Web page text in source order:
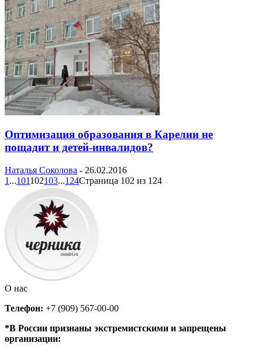
Оптимизация образования в Карелии не
пощадит и детей-инвалидов?
Наталья Соколова - 26.02.2016
1 ...101102103...124Страница 102 из 124
О нас
Телефон: +7 (909) 567-00-00
*В России признаны экстремистскими и запрещены
организации: